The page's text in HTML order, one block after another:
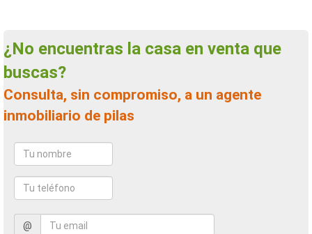
¿No encuentras la casa en venta que
buscas?
Consulta, sin compromiso, a un agente
inmobiliario de pilas
@